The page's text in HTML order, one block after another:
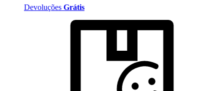
Devoluções Grátis